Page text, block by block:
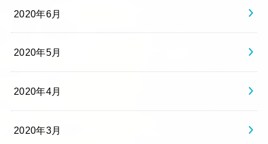
2020年6月
2020年5月
2020年4月
2020年3月